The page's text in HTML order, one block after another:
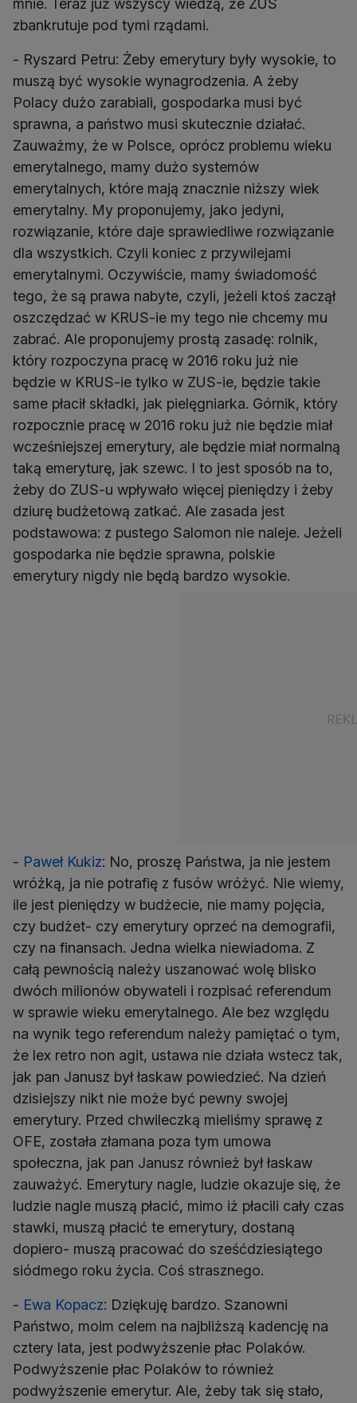
mnie. Teraz już wszyscy wiedzą, że ZUS
zbankrutuje pod tymi rządami.
- Ryszard Petru: Żeby emerytury były wysokie, to
muszą być wysokie wynagrodzenia. A żeby
Polacy dużo zarabiali, gospodarka musi być
sprawna, a państwo musi skutecznie działać.
Zauważmy, że w Polsce, oprócz problemu wieku
emerytalnego, mamy dużo systemów
emerytalnych, które mają znacznie niższy wiek
emerytalny. My proponujemy, jako jedyni,
rozwiązanie, które daje sprawiedliwe rozwiązanie
dla wszystkich. Czyli koniec z przywilejami
emerytalnymi. Oczywiście, mamy świadomość
tego, że są prawa nabyte, czyli, jeżeli ktoś zaczął
oszczędzać w KRUS-ie my tego nie chcemy mu
zabrać. Ale proponujemy prostą zasadę: rolnik,
który rozpoczyna pracę w 2016 roku już nie
będzie w KRUS-ie tylko w ZUS-ie, będzie takie
same płacił składki, jak pielęgniarka. Górnik, który
rozpocznie pracę w 2016 roku już nie będzie miał
wcześniejszej emerytury, ale będzie miał normalną
taką emeryturę, jak szewc. I to jest sposób na to,
żeby do ZUS-u wpływało więcej pieniędzy i żeby
dziurę budżetową zatkać. Ale zasada jest
podstawowa: z pustego Salomon nie naleje. Jeżeli
gospodarka nie będzie sprawna, polskie
emerytury nigdy nie będą bardzo wysokie.
- Paweł Kukiz: No, proszę Państwa, ja nie jestem
wróżką, ja nie potrafię z fusów wróżyć. Nie wiemy,
ile jest pieniędzy w budżecie, nie mamy pojęcia,
czy budżet- czy emerytury oprzeć na demografii,
czy na finansach. Jedna wielka niewiadoma. Z
całą pewnością należy uszanować wolę blisko
dwóch milionów obywateli i rozpisać referendum
w sprawie wieku emerytalnego. Ale bez względu
na wynik tego referendum należy pamiętać o tym,
że lex retro non agit, ustawa nie działa wstecz tak,
jak pan Janusz był łaskaw powiedzieć. Na dzień
dzisiejszy nikt nie może być pewny swojej
emerytury. Przed chwileczką mieliśmy sprawę z
OFE, została złamana poza tym umowa
społeczna, jak pan Janusz również był łaskaw
zauważyć. Emerytury nagle, ludzie okazuje się, że
ludzie nagle muszą płacić, mimo iż płacili cały czas
stawki, muszą płacić te emerytury, dostaną
dopiero- muszą pracować do sześćdziesiątego
siódmego roku życia. Coś strasznego.
- Ewa Kopacz: Dziękuję bardzo. Szanowni
Państwo, moim celem na najbliższą kadencję na
cztery lata, jest podwyższenie płac Polaków.
Podwyższenie płac Polaków to również
podwyższenie emerytur. Ale, żeby tak się stało,